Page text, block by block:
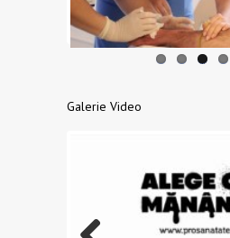
Galerie Video